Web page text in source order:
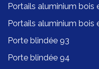
Portails aluminium bois
Portails aluminium bois
Porte blindée 93
Porte blindée 94